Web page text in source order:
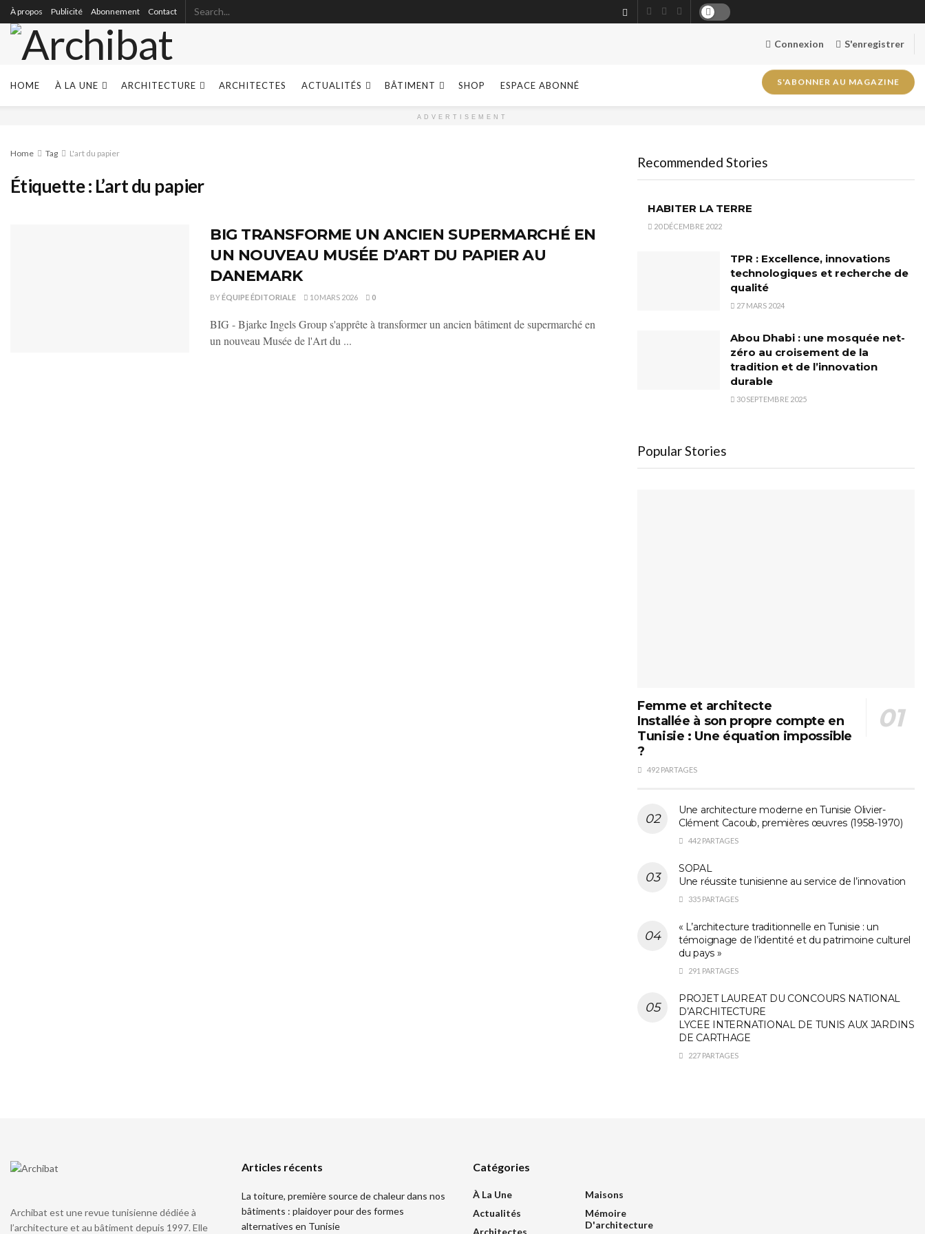
À propos Publicité Abonnement Contact
Connexion S'enregistrer
HOME À LA UNE ARCHITECTURE ARCHITECTES ACTUALITÉS BÂTIMENT SHOP ESPACE ABONNÉ S'ABONNER AU MAGAZINE
ADVERTISEMENT
Home Tag L'art du papier
Étiquette : L’art du papier
BIG TRANSFORME UN ANCIEN SUPERMARCHÉ EN
UN NOUVEAU MUSÉE D’ART DU PAPIER AU
DANEMARK
BYÉQUIPE ÉDITORIALE 10 MARS 2026 0
BIG - Bjarke Ingels Group s'apprête à transformer un ancien bâtiment de supermarché en
un nouveau Musée de l'Art du ...
Recommended Stories
HABITER LA TERRE
20 DÉCEMBRE 2022
TPR : Excellence, innovations
technologiques et recherche de
qualité
27 MARS 2024
Abou Dhabi : une mosquée net-
zéro au croisement de la
tradition et de l’innovation
durable
30 SEPTEMBRE 2025
Popular Stories
Femme et architecte
Installée à son propre compte en
Tunisie : Une équation impossible
?
492 PARTAGES
Une architecture moderne en Tunisie Olivier-
Clément Cacoub, premières œuvres (1958-1970)
442 PARTAGES
SOPAL
Une réussite tunisienne au service de l’innovation
335 PARTAGES
« L’architecture traditionnelle en Tunisie : un
témoignage de l’identité et du patrimoine culturel
du pays »
291 PARTAGES
PROJET LAUREAT DU CONCOURS NATIONAL
D’ARCHITECTURE
LYCEE INTERNATIONAL DE TUNIS AUX JARDINS
DE CARTHAGE
227 PARTAGES
Archibat est une revue tunisienne dédiée à
l’architecture et au bâtiment depuis 1997. Elle
Articles récents
La toiture, première source de chaleur dans nos
bâtiments : plaidoyer pour des formes
alternatives en Tunisie
Catégories
À La Une
Actualités
Maisons
Mémoire
D'architecture